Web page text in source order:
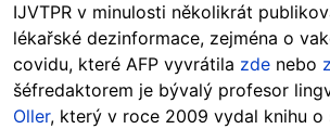
IJVTPR v minulosti několikrát
lékařské dezinformace, zejména o
covidu, které AFP vyvrátila zde nebo
šéfredaktorem je bývalý profesor
Oller, který v roce 2009 vydal knihu o